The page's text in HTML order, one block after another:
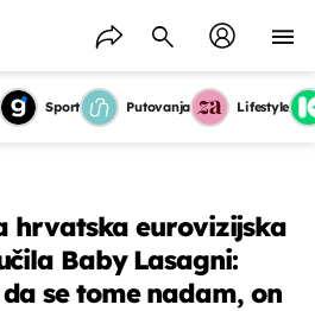
Sport Putovanja Lifestyle
hrvatska eurovizijska
Baby Lasagni:
se tome nadam, on